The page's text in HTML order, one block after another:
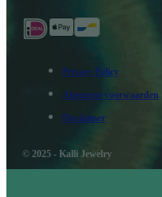
Privacy Policy
Algemene voorwaarden
Disclaimer
© 2025 - Kalli Jewelry